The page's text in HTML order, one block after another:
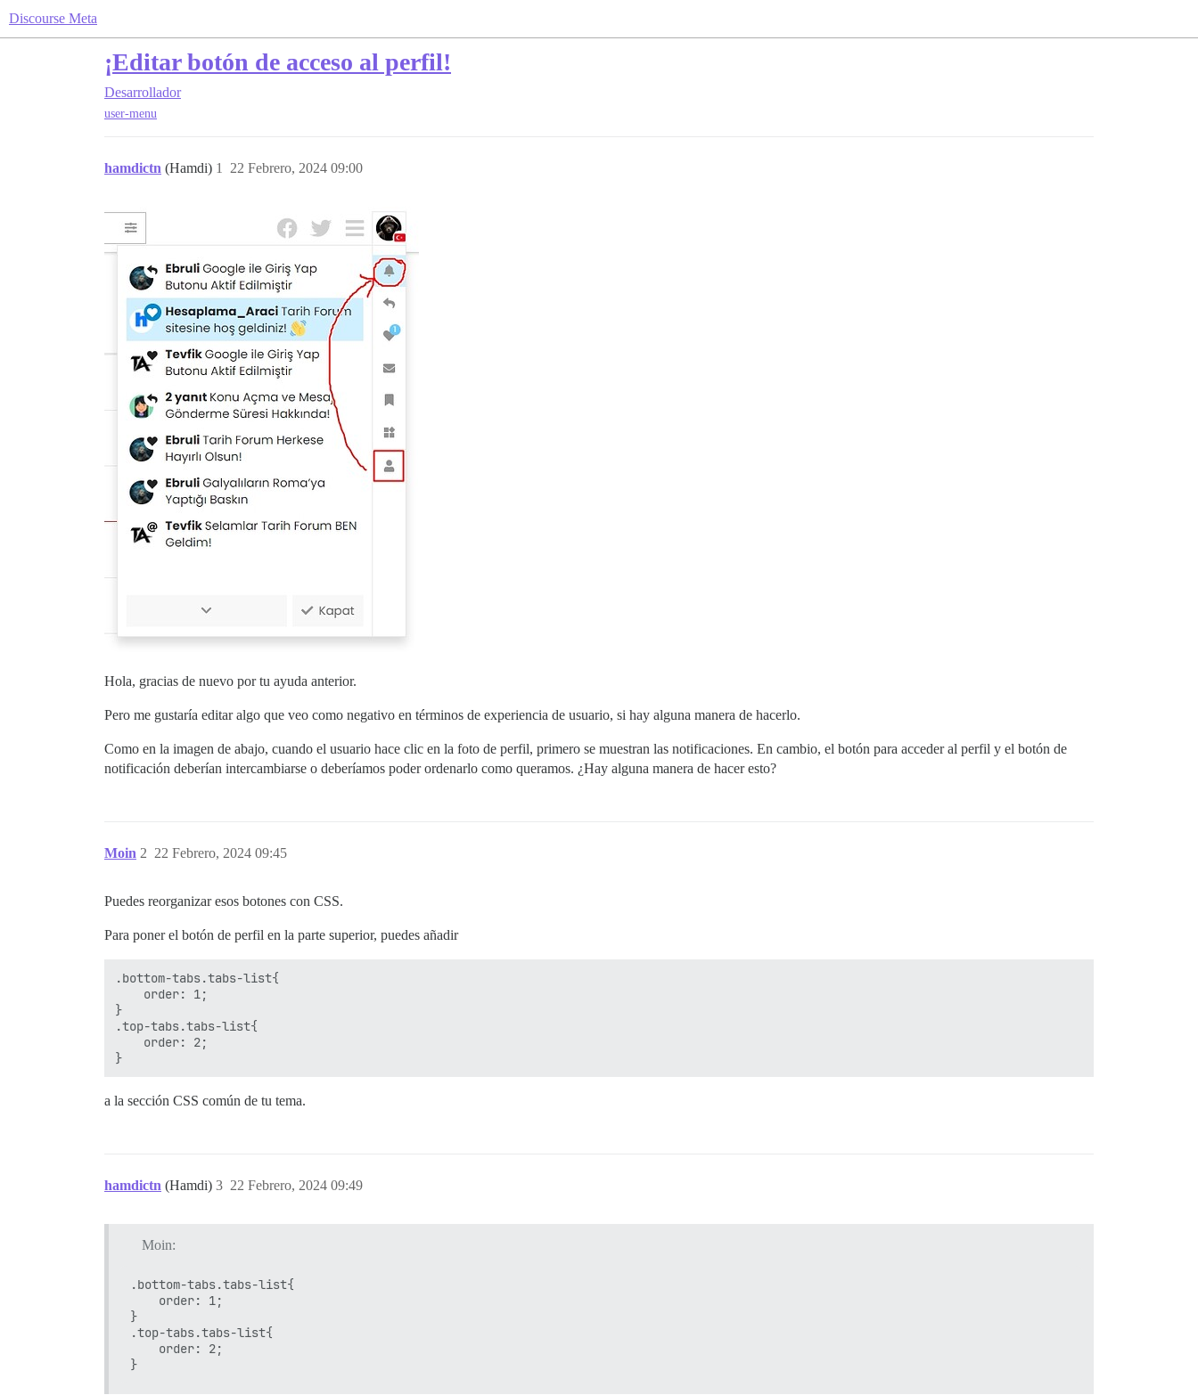
Discourse Meta
¡Editar botón de acceso al perfil!
Desarrollador
user-menu
hamdictn (Hamdi) 22 Febrero, 2024 09:00
1
Hola, gracias de nuevo por tu ayuda anterior.
Pero me gustaría editar algo que veo como negativo en términos de experiencia de usuario, si hay alguna manera de hacerlo.
Como en la imagen de abajo, cuando el usuario hace clic en la foto de perfil, primero se muestran las notificaciones. En cambio, el botón para acceder al perfil y el botón de
notificación deberían intercambiarse o deberíamos poder ordenarlo como queramos. ¿Hay alguna manera de hacer esto?
Moin 22 Febrero, 2024 09:45
2
Puedes reorganizar esos botones con CSS.
Para poner el botón de perfil en la parte superior, puedes añadir
.bottom-tabs.tabs-list{
    order: 1;
}
.top-tabs.tabs-list{
    order: 2;
a la sección CSS común de tu tema.
hamdictn (Hamdi) 22 Febrero, 2024 09:49
3
Moin:
.bottom-tabs.tabs-list{
    order: 1;
}
.top-tabs.tabs-list{
    order: 2;